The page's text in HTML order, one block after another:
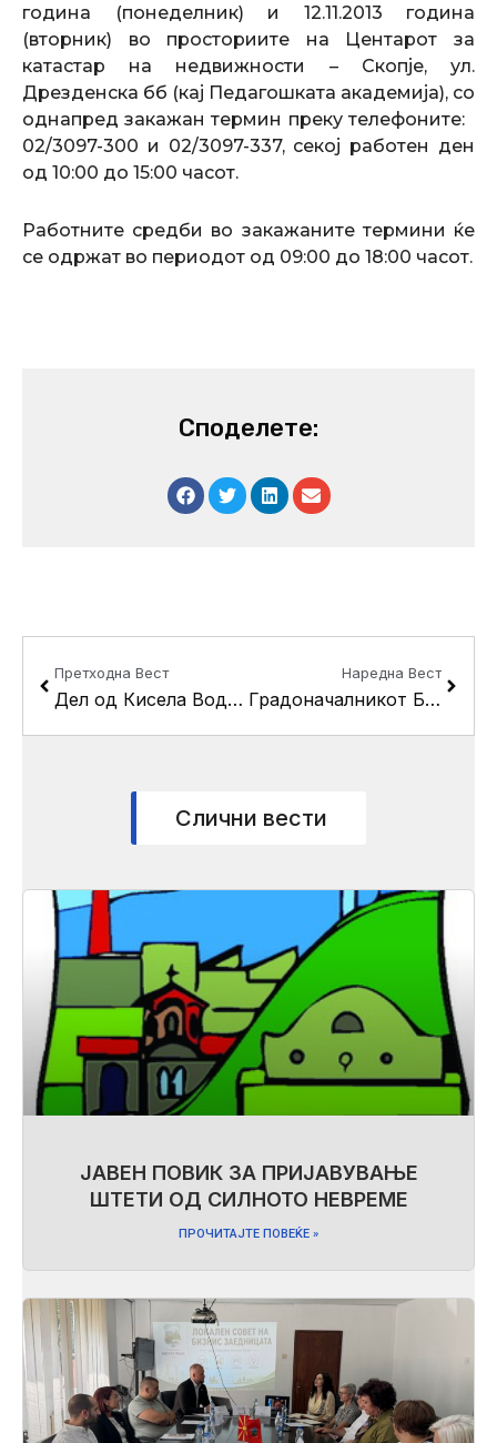
година (понеделник) и 12.11.2013 година
(вторник) во просториите на Центарот за
катастар на недвижности – Скопје, ул.
Дрезденска бб (кај Педагошката академија), со
однапред закажан термин преку телефоните:
02/3097-300 и 02/3097-337, секој работен ден
од 10:00 до 15:00 часот.
Работните средби во закажаните термини ќе
се одржат во периодот од 09:00 до 18:00 часот.
Споделете:
Претходна Вест
Дел од Кисела Вода без струја
Наредна Вест
Градоначалникот Беличанец – Алексиќ ќе ги посети месните заедници Стаклара – Каменик и Кисела Вода
Слични вести
ЈАВЕН ПОВИК ЗА ПРИЈАВУВАЊЕ
ШТЕТИ ОД СИЛНОТО НЕВРЕМЕ
ПРОЧИТАЈТЕ ПОВЕЌЕ »